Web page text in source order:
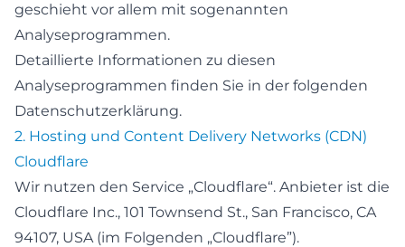
geschieht vor allem mit sogenannten
Analyseprogrammen.
Detaillierte Informationen zu diesen
Analyseprogrammen finden Sie in der folgenden
Datenschutzerklärung.
2. Hosting und Content Delivery Networks (CDN)
Cloudflare
Wir nutzen den Service „Cloudflare“. Anbieter ist die
Cloudflare Inc., 101 Townsend St., San Francisco, CA
94107, USA (im Folgenden „Cloudflare”).